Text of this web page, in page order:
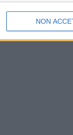
NON